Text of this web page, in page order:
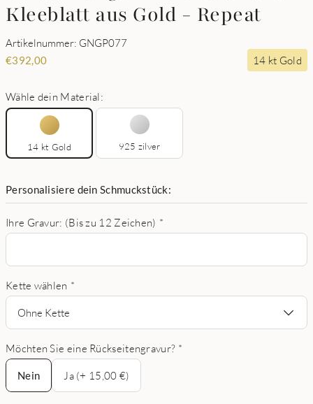
Kleeblatt aus Gold - Repeat
Artikelnummer: GNGP077
€392,00 14 kt Gold
Wähle dein Material:
14 kt Gold 925 zilver
Personalisiere dein Schmuckstück:
Ihre Gravur: (Bis zu 12 Zeichen) *
Kette wählen *
Ohne Kette
Möchten Sie eine Rückseitengravur? *
Nein
Nein
Ja (+ 15,00 €)